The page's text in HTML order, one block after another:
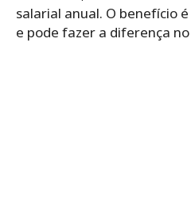
salarial anual. O benefício
e pode fazer a diferença